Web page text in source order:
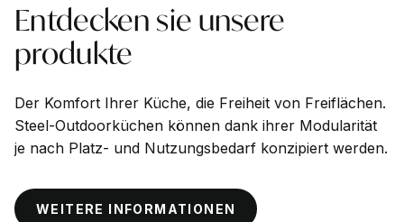
Entdeckensie unsere
produkte
Der Komfort Ihrer Küche, die Freiheit von Freiflächen.
Steel-Outdoorküchen können dank ihrer Modularität
je nach Platz- und Nutzungsbedarf konzipiert werden.
WEITERE INFORMATIONEN